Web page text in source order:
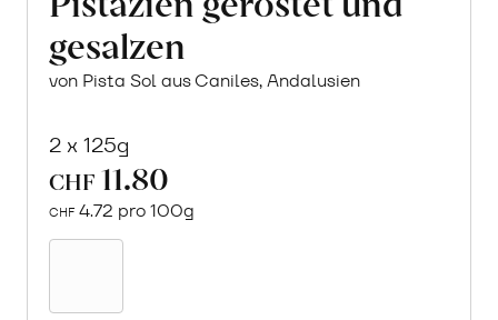
gesalzen
von Pista Sol aus Caniles, Andalusien
2 x 125g
CHF 11.80
CHF 4.72 pro 100g